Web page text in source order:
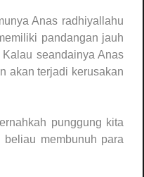
Anas radhiyallahu
pandangan jauh
seandainya Anas
akan terjadi kerusakan
punggung kita
membunuh para